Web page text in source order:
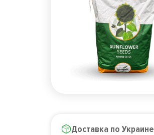
Доставка по Украине